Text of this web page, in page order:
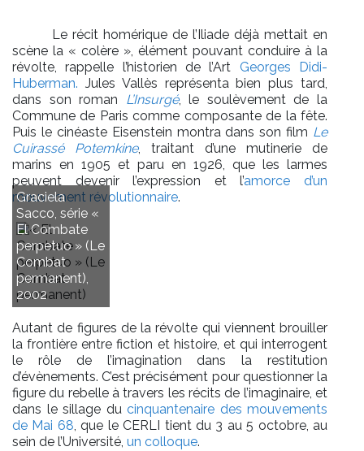
Le récit homérique de l’Iliade déjà mettait en
scène la « colère », élément pouvant conduire à la
révolte, rappelle l’historien de l’Art Georges Didi-
Huberman. Jules Vallès représenta bien plus tard,
dans son roman L’Insurgé, le soulèvement de la
Commune de Paris comme composante de la fête.
Puis le cinéaste Eisenstein montra dans son film Le
Cuirassé Potemkine, traitant d’une mutinerie de
marins en 1905 et paru en 1926, que les larmes
peuvent devenir l’expression et l’amorce d’un
mouvement révolutionnaire.
Graciela
Sacco, série «
El Combate
perpetuo » (Le
Combat
permanent),
2002
Autant de figures de la révolte qui viennent brouiller
la frontière entre fiction et histoire, et qui interrogent
le rôle de l’imagination dans la restitution
d’évènements. C’est précisément pour questionner la
figure du rebelle à travers les récits de l’imaginaire, et
dans le sillage du cinquantenaire des mouvements
de Mai 68, que le CERLI tient du 3 au 5 octobre, au
sein de l’Université, un colloque.